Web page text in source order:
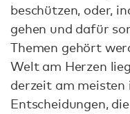
beschützen, oder,
gehen und dafür
Themen gehört
Welt am Herzen
derzeit am
Entscheidungen,